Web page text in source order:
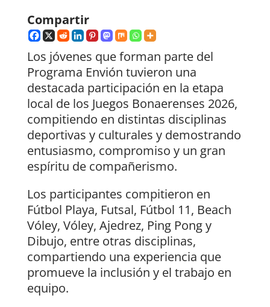
Compartir
Los jóvenes que forman parte del
Programa Envión tuvieron una
destacada participación en la etapa
local de los Juegos Bonaerenses 2026,
compitiendo en distintas disciplinas
deportivas y culturales y demostrando
entusiasmo, compromiso y un gran
espíritu de compañerismo.
Los participantes compitieron en
Fútbol Playa, Futsal, Fútbol 11, Beach
Vóley, Vóley, Ajedrez, Ping Pong y
Dibujo, entre otras disciplinas,
compartiendo una experiencia que
promueve la inclusión y el trabajo en
equipo.